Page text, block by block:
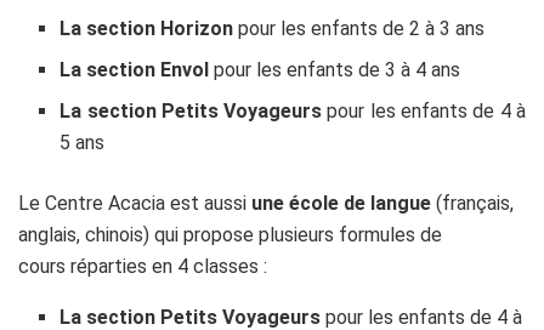
La section Horizon pour les enfants de 2 à 3 ans
La section Envol pour les enfants de 3 à 4 ans
La section Petits Voyageurs pour les enfants de 4 à
5 ans
Le Centre Acacia est aussi une école de langue (français,
anglais, chinois) qui propose plusieurs formules de
cours réparties en 4 classes :
La section Petits Voyageurs pour les enfants de 4 à